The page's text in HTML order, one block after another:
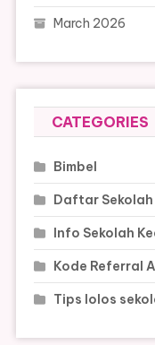
March 2026
CATEGORIES
Bimbel
Daftar
Info Sekolah
Kode Referral
Tips lolos